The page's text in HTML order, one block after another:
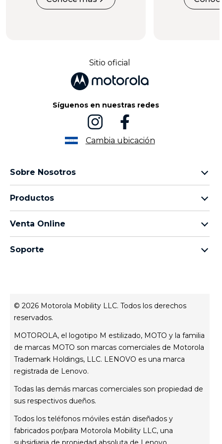
Sitio oficial
Síguenos en nuestras redes
Cambia ubicación
Sobre Nosotros
Términos de uso
Aviso de Privacidad Web
Productos
Familia moto e
Venta Online
Soporte
Contáctanos
Estatus de tu reparación
© 2026 Motorola Mobility LLC. Todos los derechos
reservados.
MOTOROLA, el logotipo M estilizado, MOTO y la familia
de marcas MOTO son marcas comerciales de Motorola
Trademark Holdings, LLC. LENOVO es una marca
registrada de Lenovo.
Todas las demás marcas comerciales son propiedad de
sus respectivos dueños.
Todos los teléfonos móviles están diseñados y
fabricados por/para Motorola Mobility LLC, una